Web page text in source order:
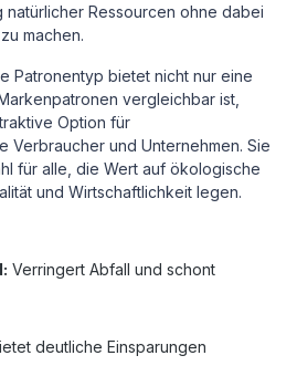
natürlicher Ressourcen ohne dabei
machen.
Patronentyp bietet nicht nur eine
vergleichbar ist,
Option für
Verbraucher und Unternehmen. Sie
für alle, die Wert auf ökologische
und Wirtschaftlichkeit legen.
Verringert Abfall und schont
deutliche Einsparungen